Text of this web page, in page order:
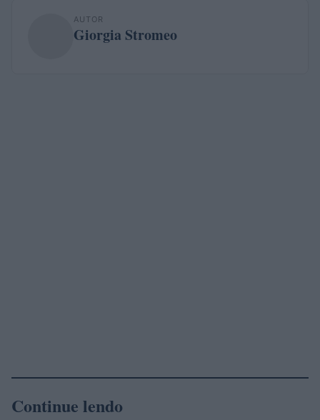
AUTOR
Giorgia Stromeo
Continue lendo